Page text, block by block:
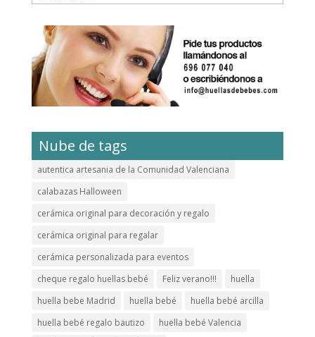
Nube de tags
autentica artesania de la Comunidad Valenciana
calabazas Halloween
cerámica original para decoración y regalo
cerámica original para regalar
cerámica personalizada para eventos
cheque regalo huellas bebé
Feliz verano!!!
huella
huella bebe Madrid
huella bebé
huella bebé arcilla
huella bebé regalo bautizo
huella bebé Valencia